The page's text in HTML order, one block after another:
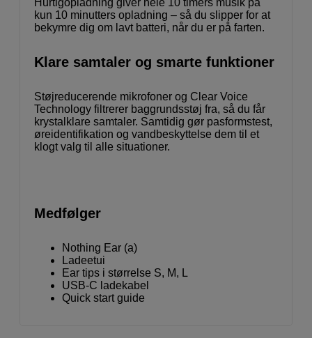
kun 10 minutters opladning – så du slipper for at
bekymre dig om lavt batteri, når du er på farten.
Klare samtaler og smarte funktioner
Støjreducerende mikrofoner og Clear Voice
Technology filtrerer baggrundsstøj fra, så du får
krystalklare samtaler. Samtidig gør pasformstest,
øreidentifikation og vandbeskyttelse dem til et
klogt valg til alle situationer.
Medfølger
Nothing Ear (a)
Ladeetui
Ear tips i størrelse S, M, L
USB-C ladekabel
Quick start guide